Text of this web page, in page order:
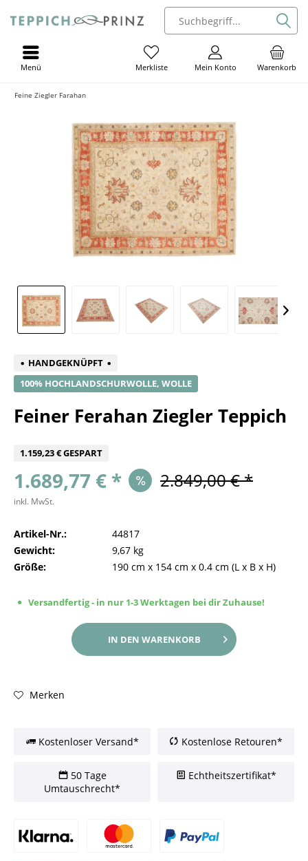
Warenkorb
Mein Konto
Merkliste
Menü
Feine Ziegler Farahan
HANDGEKNÜPFT
100% HOCHLANDSCHURWOLLE, WOLLE
Feiner Ferahan Ziegler Teppich
1.159,23 € GESPART
1.689,77 € * 2.849,00 € *
inkl. MwSt.
Artikel-Nr.:
44817
Gewicht:
9,67 kg
Größe:
190 cm x 154 cm x 0.4 cm (L x B x H)
Versandfertig - in nur 1-3 Werktagen bei dir Zuhause!
IN DEN WARENKORB
Merken
Kostenloser Versand* Kostenlose Retouren*
50 Tage
Umtauschrecht*
Echtheitszertifikat*